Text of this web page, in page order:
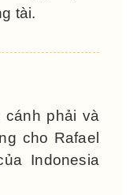
tài.
cánh phải và
cho Rafael
Indonesia